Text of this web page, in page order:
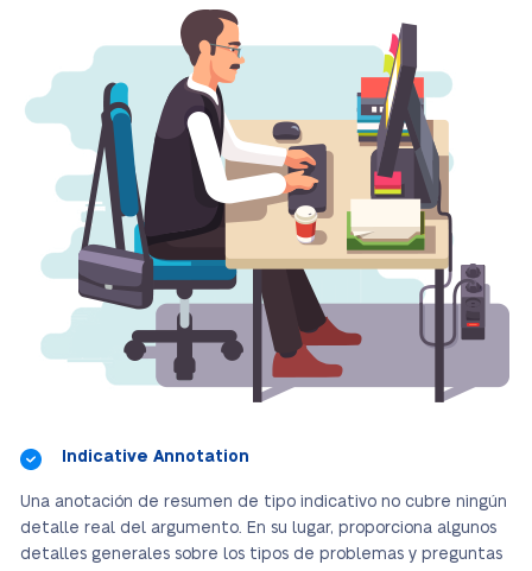
Indicative Annotation
Una anotación de resumen de tipo indicativo no cubre ningún
detalle real del argumento. En su lugar, proporciona algunos
detalles generales sobre los tipos de problemas y preguntas